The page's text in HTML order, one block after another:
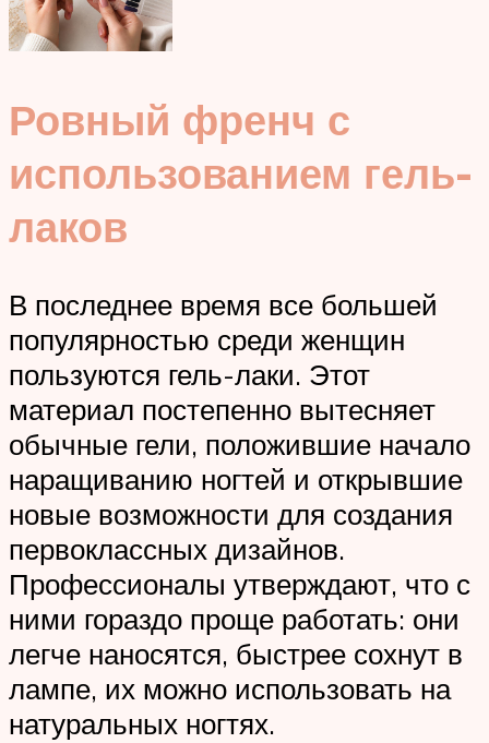
Ровный френч с
использованием гель-
лаков
В последнее время все большей
популярностью среди женщин
пользуются гель-лаки. Этот
материал постепенно вытесняет
обычные гели, положившие начало
наращиванию ногтей и открывшие
новые возможности для создания
первоклассных дизайнов.
Профессионалы утверждают, что с
ними гораздо проще работать: они
легче наносятся, быстрее сохнут в
лампе, их можно использовать на
натуральных ногтях.